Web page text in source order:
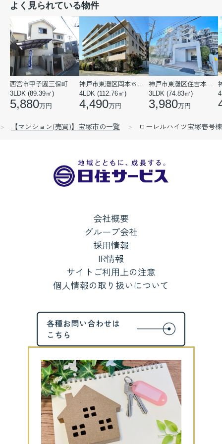
よく見られている物件
西宮市甲子園三保町
3LDK (89.39㎡)
5,880万円
神戸市東灘区岡本６丁目
4LDK (112.76㎡)
4,490万円
神戸市東灘区住吉本町１丁目
3LDK (74.83㎡)
3,980万円
【マンション(売買)】宝塚市の一覧 ローレルハイツ宝塚壱号棟
会社概要
グループ会社
採用情報
IR情報
サイトご利用上の注意
個人情報の取り扱いについて